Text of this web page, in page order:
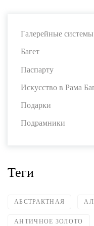
Галерейные системы
Багет
Паспарту
Искусство в Рама
Подарки
Подрамники
Теги
АБСТРАКТНАЯ
АНТИЧНОЕ ЗОЛОТО